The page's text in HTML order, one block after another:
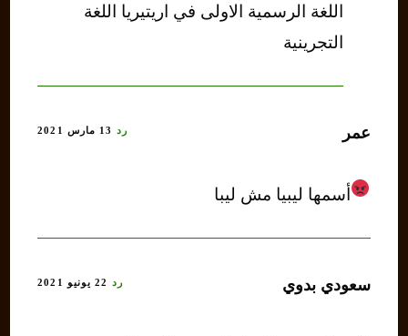
اللغة الرسمية الاولى في اريتيريا اللغة
التجرينية
عمر رد 13 مارس 2021
أسمها ليبيا مش ليبا
سعودي بدوي رد 22 يونيو 2021